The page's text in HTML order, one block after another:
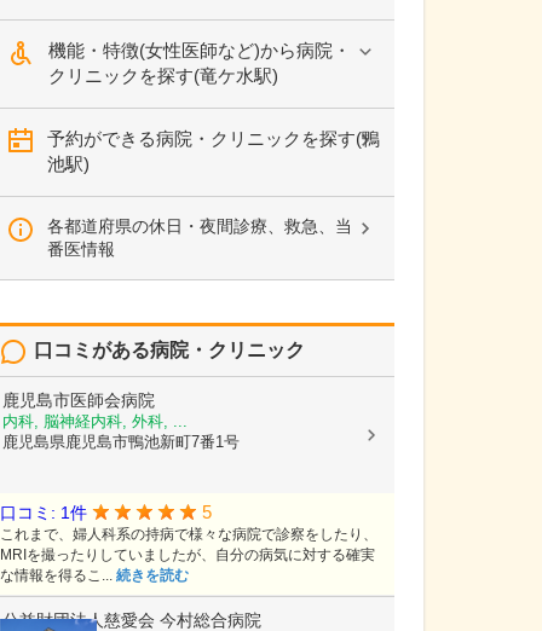
機能・特徴(女性医師など)から病院・
クリニックを探す(竜ケ水駅)
予約ができる病院・クリニックを探す(鴨
池駅)
各都道府県の休日・夜間診療、救急、当
番医情報
口コミがある病院・クリニック
鹿児島市医師会病院
内科, 脳神経内科, 外科, ...
鹿児島県鹿児島市鴨池新町7番1号
口コミ: 1件 5
これまで、婦人科系の持病で様々な病院で診察をしたり、
MRIを撮ったりしていましたが、自分の病気に対する確実
な情報を得るこ... 続きを読む
公益財団法人慈愛会 今村総合病院